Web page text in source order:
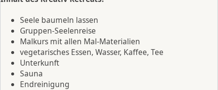
Seele baumeln lassen
Gruppen-Seelenreise
Malkurs mit allen Mal-Materialien
vegetarisches Essen, Wasser, Kaffee, Tee
Unterkunft
Sauna
Endreinigung